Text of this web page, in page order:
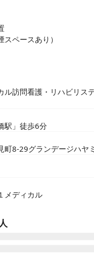
ペースあり）
ル訪問看護・リハビリス
駅」徒歩6分
町8-29グランデージハヤ
メディカル